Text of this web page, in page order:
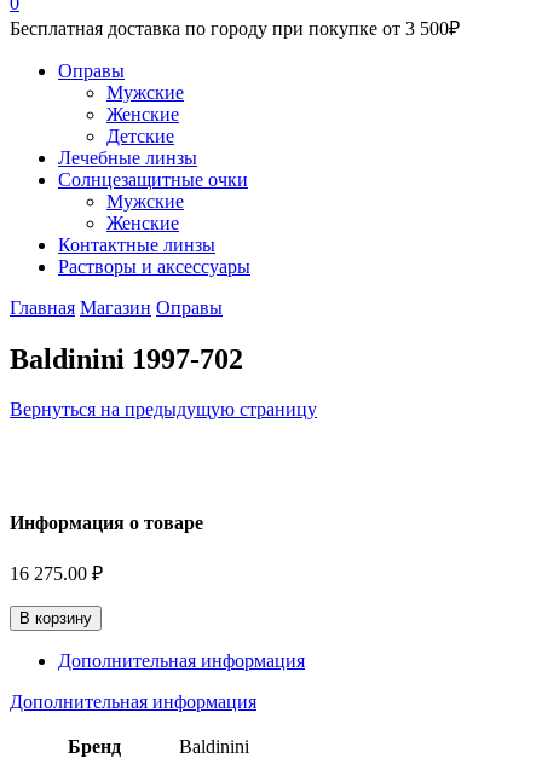
Бесплатная доставка по городу при покупке от 3 500₽
Оправы
Мужские
Женские
Детские
Лечебные линзы
Солнцезащитные очки
Мужские
Женские
Контактные линзы
Растворы и аксессуары
Главная Магазин Оправы
Baldinini 1997-702
Вернуться на предыдущую страницу
Информация о товаре
16 275.00 ₽
В корзину
Дополнительная информация
Дополнительная информация
Бренд Baldinini